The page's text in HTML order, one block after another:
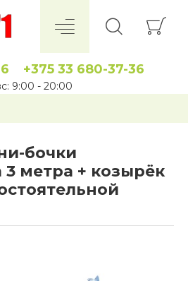
+375 33 680-37-36
9:00 - 20:00
бочки
метра + козырёк